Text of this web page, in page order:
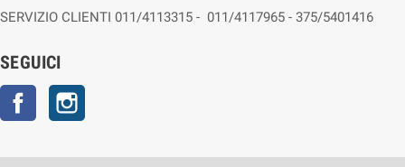
SERVIZIO CLIENTI 011/4113315 - 011/4117965 - 375/5401416
SEGUICI
Facebook